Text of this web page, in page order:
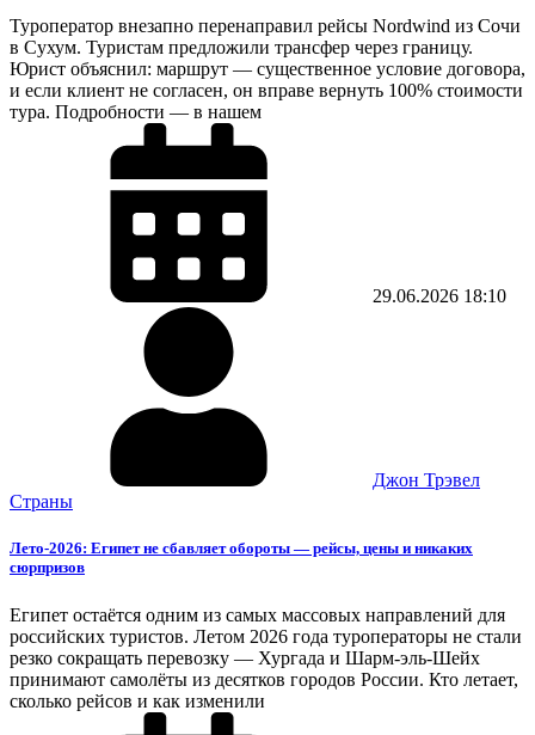
Туроператор внезапно перенаправил рейсы Nordwind из Сочи
в Сухум. Туристам предложили трансфер через границу.
Юрист объяснил: маршрут — существенное условие договора,
и если клиент не согласен, он вправе вернуть 100% стоимости
тура. Подробности — в нашем
29.06.2026 18:10
Джон Трэвел
Страны
Лето-2026: Египет не сбавляет обороты — рейсы, цены и никаких
сюрпризов
Египет остаётся одним из самых массовых направлений для
российских туристов. Летом 2026 года туроператоры не стали
резко сокращать перевозку — Хургада и Шарм-эль-Шейх
принимают самолёты из десятков городов России. Кто летает,
сколько рейсов и как изменили